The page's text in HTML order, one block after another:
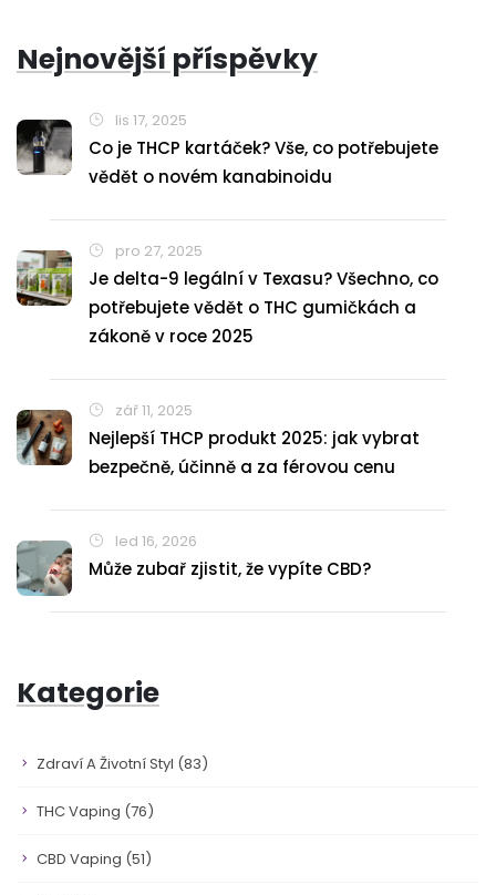
Nejnovější příspěvky
lis 17, 2025
Co je THCP kartáček? Vše, co potřebujete
vědět o novém kanabinoidu
pro 27, 2025
Je delta-9 legální v Texasu? Všechno, co
potřebujete vědět o THC gumičkách a
zákoně v roce 2025
zář 11, 2025
Nejlepší THCP produkt 2025: jak vybrat
bezpečně, účinně a za férovou cenu
led 16, 2026
Může zubař zjistit, že vypíte CBD?
Kategorie
Zdraví A Životní Styl (83)
THC Vaping (76)
CBD Vaping (51)